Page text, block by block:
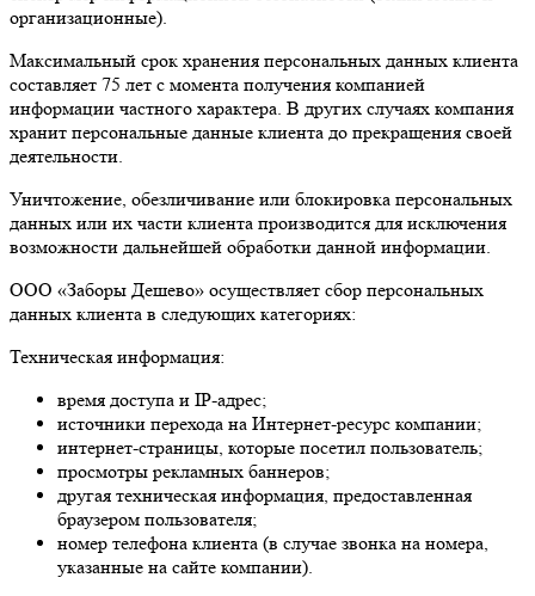
организационные).
Максимальный срок хранения персональных данных клиента
составляет 75 лет с момента получения компанией
информации частного характера. В других случаях компания
хранит персональные данные клиента до прекращения своей
деятельности.
Уничтожение, обезличивание или блокировка персональных
данных или их части клиента производится для исключения
возможности дальнейшей обработки данной информации.
ООО «Заборы Дешево» осуществляет сбор персональных
данных клиента в следующих категориях:
Техническая информация:
время доступа и IP-адрес;
источники перехода на Интернет-ресурс компании;
интернет-страницы, которые посетил пользователь;
просмотры рекламных баннеров;
другая техническая информация, предоставленная
браузером пользователя;
номер телефона клиента (в случае звонка на номера,
указанные на сайте компании).